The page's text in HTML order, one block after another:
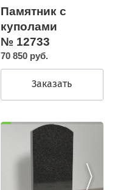
Памятник с
куполами
№ 12733
70 850 руб.
Заказать